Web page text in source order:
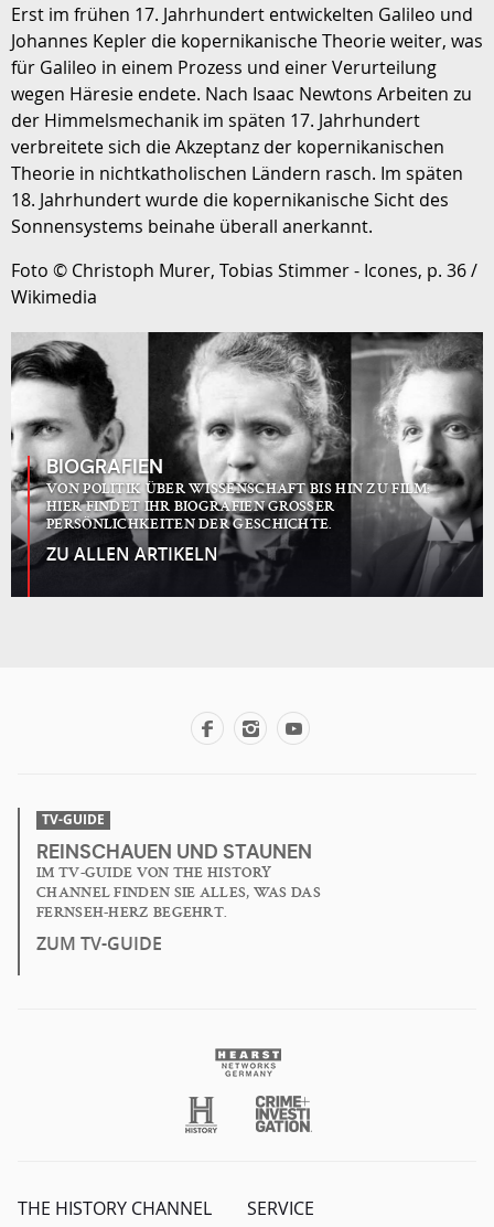
Erst im frühen 17. Jahrhundert entwickelten Galileo und
Johannes Kepler die kopernikanische Theorie weiter, was
für Galileo in einem Prozess und einer Verurteilung
wegen Häresie endete. Nach Isaac Newtons Arbeiten zu
der Himmelsmechanik im späten 17. Jahrhundert
verbreitete sich die Akzeptanz der kopernikanischen
Theorie in nichtkatholischen Ländern rasch. Im späten
18. Jahrhundert wurde die kopernikanische Sicht des
Sonnensystems beinahe überall anerkannt.
Foto © Christoph Murer, Tobias Stimmer - Icones, p. 36 /
Wikimedia
BIOGRAFIEN
VON POLITIK ÜBER WISSENSCHAFT BIS HIN ZU FILM:
HIER FINDET IHR BIOGRAFIEN GROSSER
PERSÖNLICHKEITEN DER GESCHICHTE.
ZU ALLEN ARTIKELN
TV-GUIDE
REINSCHAUEN UND STAUNEN
IM TV-GUIDE VON THE HISTORY
CHANNEL FINDEN SIE ALLES, WAS DAS
FERNSEH-HERZ BEGEHRT.
ZUM TV-GUIDE
THE HISTORY CHANNEL SERVICE